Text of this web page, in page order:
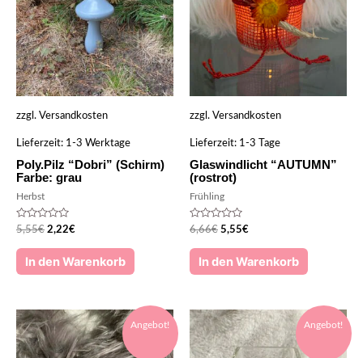
zzgl. Versandkosten
Lieferzeit: 1-3 Werktage
Poly.Pilz “Dobri” (Schirm)
Farbe: grau
Herbst
Bewertet
mit
0
von
5,55€ 2,22€
In den Warenkorb
zzgl. Versandkosten
Lieferzeit: 1-3 Tage
Glaswindlicht “AUTUMN”
(rostrot)
Frühling
Bewertet
mit
0
von
6,66€ 5,55€
In den Warenkorb
Angebot! Angebot!